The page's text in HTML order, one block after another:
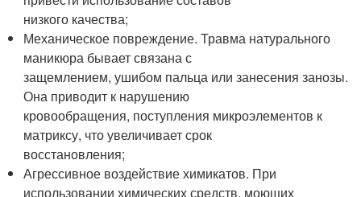
низкого качества;
Механическое повреждение. Травма натурального
маникюра бывает связана с
защемлением, ушибом пальца или занесения занозы.
Она приводит к нарушению
кровообращения, поступления микроэлементов к
матриксу, что увеличивает срок
восстановления;
Агрессивное воздействие химикатов. При
использовании химических средств, моющих